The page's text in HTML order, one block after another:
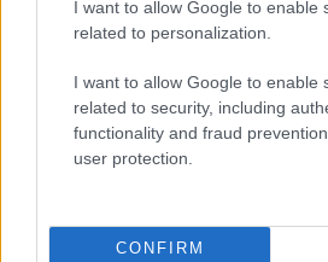
I want to allow Google to enable
related to personalization.
I want to allow Google to enable
related to security, including
functionality and fraud
user protection.
CONFIRM
MEST LEST
2 Går